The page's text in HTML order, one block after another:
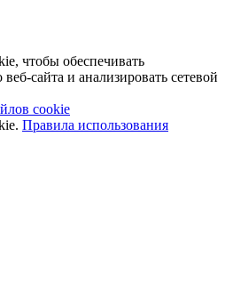
чтобы обеспечивать
сайта и анализировать сетевой
cookie
Правила использования